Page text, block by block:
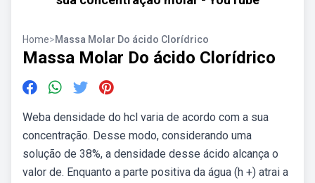
Home>Massa Molar Do ácido Clorídrico
Massa Molar Do ácido Clorídrico
Weba densidade do hcl varia de acordo com a sua
concentração. Desse modo, considerando uma
solução de 38%, a densidade desse ácido alcança o
valor de. Enquanto a parte positiva da água (h +) atrai a